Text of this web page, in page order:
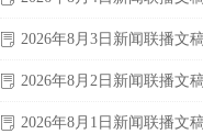
ꂓ 2026年8月3日新闻联播文
ꂓ 2026年8月2日新闻联播文
ꂓ 2026年8月1日新闻联播文